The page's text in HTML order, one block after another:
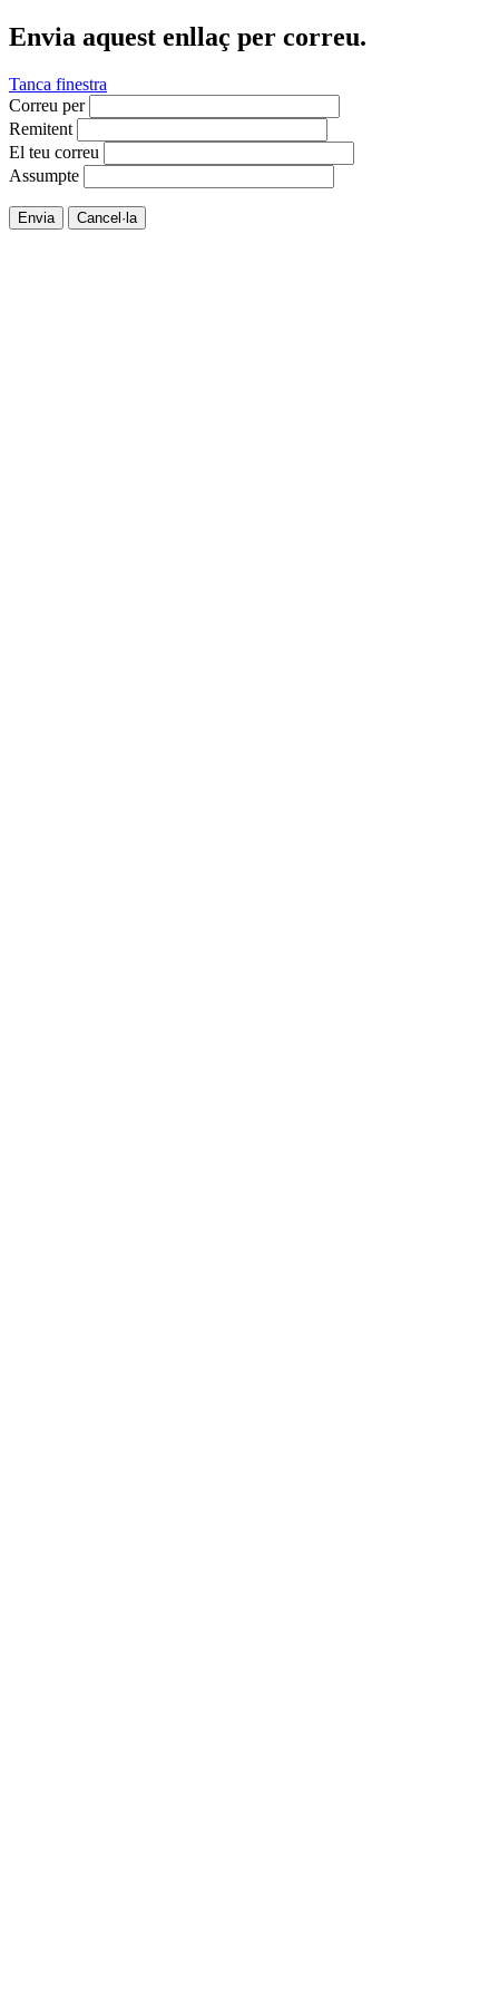
Envia aquest enllaç per correu.
Tanca finestra
Correu per
Remitent
El teu correu
Assumpte
Envia Cancel·la